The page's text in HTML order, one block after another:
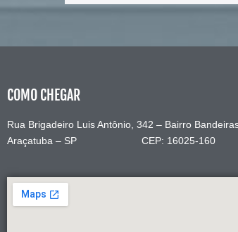
COMO CHEGAR
Rua Brigadeiro Luis Antônio, 342 – Bairro
Araçatuba – SP CEP: 16025-160